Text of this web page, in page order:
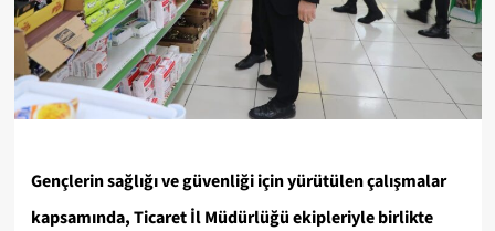
Gençlerin sağlığı ve güvenliği için yürütülen çalışmalar
kapsamında, Ticaret İl Müdürlüğü ekipleriyle birlikte